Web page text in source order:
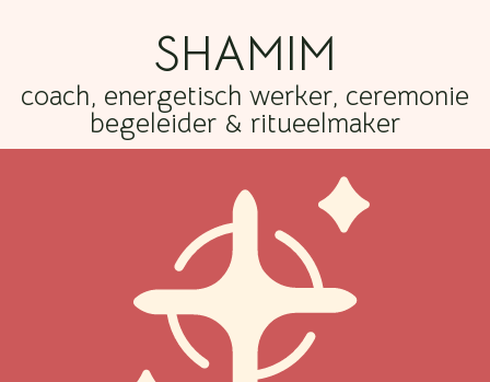
SHAMIM
coach, energetisch werker, ceremonie
begeleider & ritueelmaker